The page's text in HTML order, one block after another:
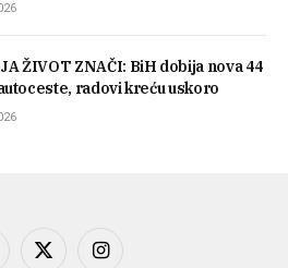
ŽIVOT ZNAČI: BiH dobija nova 44
radovi kreću uskoro
X Instagram